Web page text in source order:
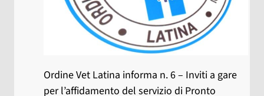
Ordine Vet Latina informa n. 6 – Inviti a gare
per l’affidamento del servizio di Pronto